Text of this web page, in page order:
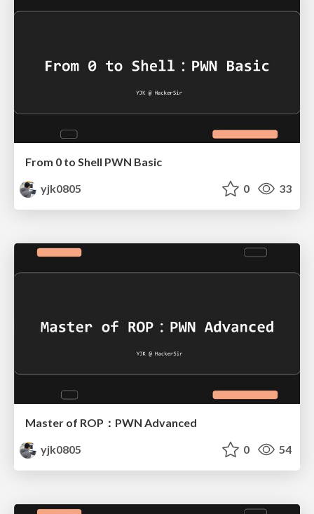
From 0 to Shell PWN Basic
yjk0805
0 33
Master of ROP：PWN Advanced
yjk0805
0 54